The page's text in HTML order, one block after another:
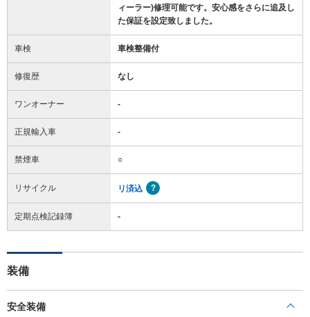
ィーラー)修理可能です。安心感をさらに追及し
た保証を設定致しました。
車検 車検整備付
修復歴 なし
ワンオーナー -
正規輸入車 -
禁煙車 ○
リサイクル リ済込
定期点検記録簿 -
装備
安全装備